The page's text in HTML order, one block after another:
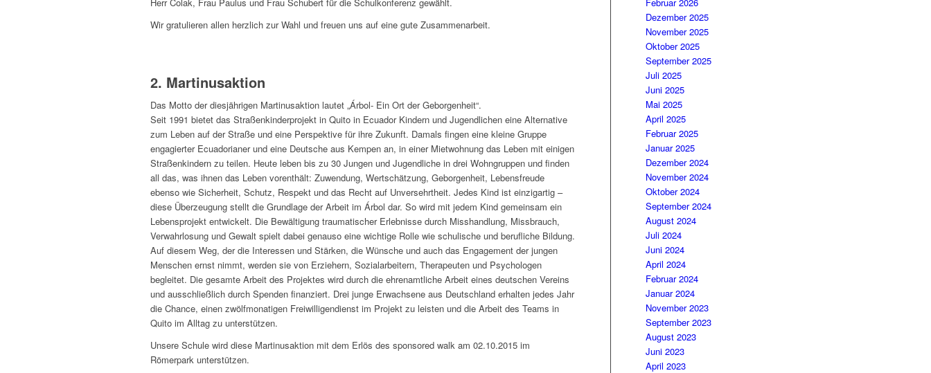
Wir gratulieren allen herzlich zur Wahl und freuen uns auf eine gute Zusammenarbeit.
2. Martinusaktion
Das Motto der diesjährigen Martinusaktion lautet „Árbol- Ein Ort der Geborgenheit“.
Seit 1991 bietet das Straßenkinderprojekt in Quito in Ecuador Kindern und Jugendlichen eine Alternative
zum Leben auf der Straße und eine Perspektive für ihre Zukunft. Damals fingen eine kleine Gruppe
engagierter Ecuadorianer und eine Deutsche aus Kempen an, in einer Mietwohnung das Leben mit einigen
Straßenkindern zu teilen. Heute leben bis zu 30 Jungen und Jugendliche in drei Wohngruppen und finden
all das, was ihnen das Leben vorenthält: Zuwendung, Wertschätzung, Geborgenheit, Lebensfreude
ebenso wie Sicherheit, Schutz, Respekt und das Recht auf Unversehrtheit. Jedes Kind ist einzigartig –
diese Überzeugung stellt die Grundlage der Arbeit im Árbol dar. So wird mit jedem Kind gemeinsam ein
Lebensprojekt entwickelt. Die Bewältigung traumatischer Erlebnisse durch Misshandlung, Missbrauch,
Verwahrlosung und Gewalt spielt dabei genauso eine wichtige Rolle wie schulische und berufliche Bildung.
Auf diesem Weg, der die Interessen und Stärken, die Wünsche und auch das Engagement der jungen
Menschen ernst nimmt, werden sie von Erziehern, Sozialarbeitern, Therapeuten und Psychologen
begleitet. Die gesamte Arbeit des Projektes wird durch die ehrenamtliche Arbeit eines deutschen Vereins
und ausschließlich durch Spenden finanziert. Drei junge Erwachsene aus Deutschland erhalten jedes Jahr
die Chance, einen zwölfmonatigen Freiwilligendienst im Projekt zu leisten und die Arbeit des Teams in
Quito im Alltag zu unterstützen.
Unsere Schule wird diese Martinusaktion mit dem Erlös des sponsored walk am 02.10.2015 im
Römerpark unterstützen.
Dezember 2025
November 2025
Oktober 2025
September 2025
Juli 2025
Juni 2025
Mai 2025
April 2025
Februar 2025
Januar 2025
Dezember 2024
November 2024
Oktober 2024
September 2024
August 2024
Juli 2024
Juni 2024
April 2024
Februar 2024
Januar 2024
November 2023
September 2023
August 2023
Juni 2023
April 2023